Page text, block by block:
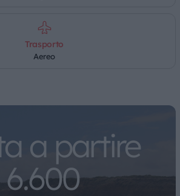
Trasporto
Aereo
a partire